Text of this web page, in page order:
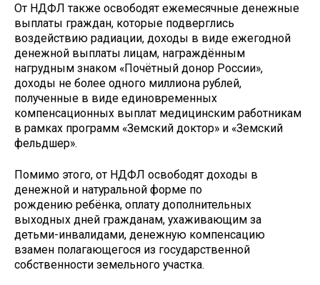
От НДФЛ также освободят ежемесячные денежные
выплаты граждан, которые подверглись
воздействию радиации, доходы в виде ежегодной
денежной выплаты лицам, награждённым
нагрудным знаком «Почётный донор России»,
доходы не более одного миллиона рублей,
полученные в виде единовременных
компенсационных выплат медицинским работникам
в рамках программ «Земский доктор» и «Земский
фельдшер».
Помимо этого, от НДФЛ освободят доходы в
денежной и натуральной форме по
рождению ребёнка, оплату дополнительных
выходных дней гражданам, ухаживающим за
детьми-инвалидами, денежную компенсацию
взамен полагающегося из государственной
собственности земельного участка.